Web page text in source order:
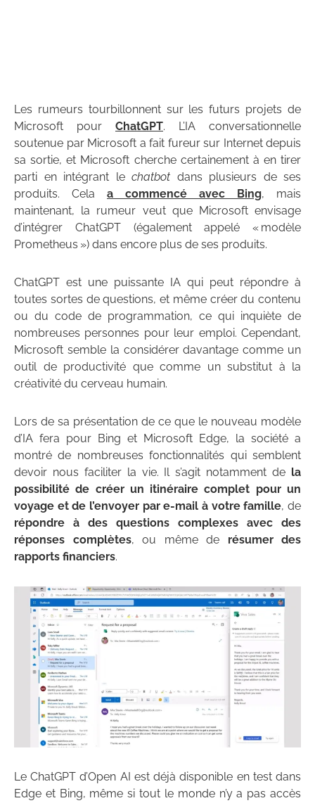
Les rumeurs tourbillonnent sur les futurs projets de
Microsoft pour ChatGPT. L’IA conversationnelle
soutenue par Microsoft a fait fureur sur Internet depuis
sa sortie, et Microsoft cherche certainement à en tirer
parti en intégrant le chatbot dans plusieurs de ses
produits. Cela a commencé avec Bing, mais
maintenant, la rumeur veut que Microsoft envisage
d’intégrer ChatGPT (également appelé « modèle
Prometheus ») dans encore plus de ses produits.
ChatGPT est une puissante IA qui peut répondre à
toutes sortes de questions, et même créer du contenu
ou du code de programmation, ce qui inquiète de
nombreuses personnes pour leur emploi. Cependant,
Microsoft semble la considérer davantage comme un
outil de productivité que comme un substitut à la
créativité du cerveau humain.
Lors de sa présentation de ce que le nouveau modèle
d’IA fera pour Bing et Microsoft Edge, la société a
montré de nombreuses fonctionnalités qui semblent
devoir nous faciliter la vie. Il s’agit notamment de la
possibilité de créer un itinéraire complet pour un
voyage et de l’envoyer par e-mail à votre famille, de
répondre à des questions complexes avec des
réponses complètes, ou même de résumer des
rapports financiers.
Le ChatGPT d’Open AI est déjà disponible en test dans
Edge et Bing, même si tout le monde n’y a pas accès